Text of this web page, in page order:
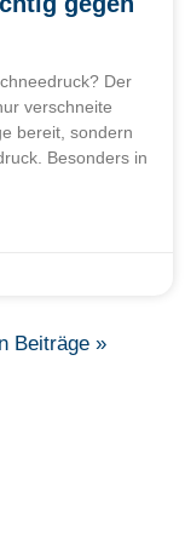
Der
verschneite
bereit, sondern
Besonders in
Beiträge »